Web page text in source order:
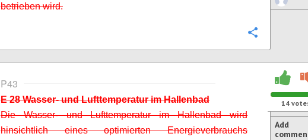
betrieben wird.
P43
E 28 Wasser- und Lufttemperatur im Hallenbad
Die Wasser- und Lufttemperatur im Hallenbad wird
hinsichtlich eines optimierten Energieverbrauchs
14
Add